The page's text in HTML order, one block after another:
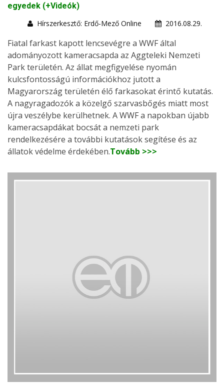
egyedek (+Videók)
Hírszerkesztő: Erdő-Mező Online
2016.08.29.
Fiatal farkast kapott lencsevégre a WWF által
adományozott kameracsapda az Aggteleki Nemzeti
Park területén. Az állat megfigyelése nyomán
kulcsfontosságú információkhoz jutott a
Magyarország területén élő farkasokat érintő kutatás.
A nagyragadozók a közelgő szarvasbőgés miatt most
újra veszélybe kerülhetnek. A WWF a napokban újabb
kameracsapdákat bocsát a nemzeti park
rendelkezésére a további kutatások segítése és az
állatok védelme érdekében.Tovább >>>